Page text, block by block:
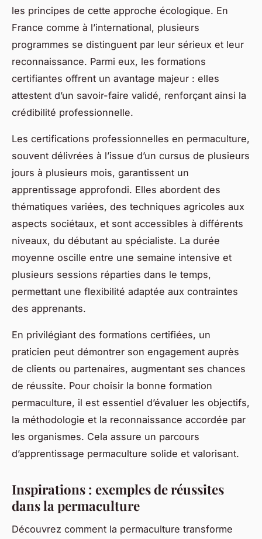
les principes de cette approche écologique. En
France comme à l’international, plusieurs
programmes se distinguent par leur sérieux et leur
reconnaissance. Parmi eux, les formations
certifiantes offrent un avantage majeur : elles
attestent d’un savoir-faire validé, renforçant ainsi la
crédibilité professionnelle.
Les certifications professionnelles en permaculture,
souvent délivrées à l’issue d’un cursus de plusieurs
jours à plusieurs mois, garantissent un
apprentissage approfondi. Elles abordent des
thématiques variées, des techniques agricoles aux
aspects sociétaux, et sont accessibles à différents
niveaux, du débutant au spécialiste. La durée
moyenne oscille entre une semaine intensive et
plusieurs sessions réparties dans le temps,
permettant une flexibilité adaptée aux contraintes
des apprenants.
En privilégiant des formations certifiées, un
praticien peut démontrer son engagement auprès
de clients ou partenaires, augmentant ses chances
de réussite. Pour choisir la bonne formation
permaculture, il est essentiel d’évaluer les objectifs,
la méthodologie et la reconnaissance accordée par
les organismes. Cela assure un parcours
d’apprentissage permaculture solide et valorisant.
Inspirations : exemples de réussites
dans la permaculture
Découvrez comment la permaculture transforme